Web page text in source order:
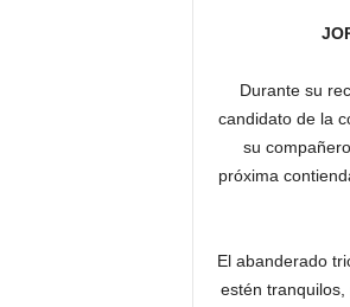
Durante su
candidato de la
su
próxima
El abanderado
estén